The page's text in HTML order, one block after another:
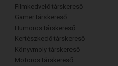
Filmkedvelő társkereső
Gamer társkereső
Humoros társkereső
Kertészkedő társkereső
Könyvmoly társkereső
Motoros társkereső